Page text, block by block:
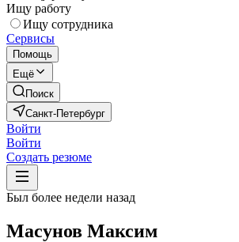
Ищу работу
Ищу сотрудника
Сервисы
Помощь
Ещё
Поиск
Санкт-Петербург
Войти
Войти
Создать резюме
Был более недели назад
Масунов Максим